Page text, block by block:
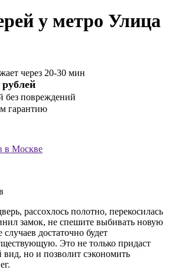
у метро Улица
через 20-30 мин
рублей
без повреждений
гарантию
в Москве
рассохлось полотно, перекосилась
замок, не спешите выбивать новую
достаточно будет
Это не только придаст
но и позволит сэкономить